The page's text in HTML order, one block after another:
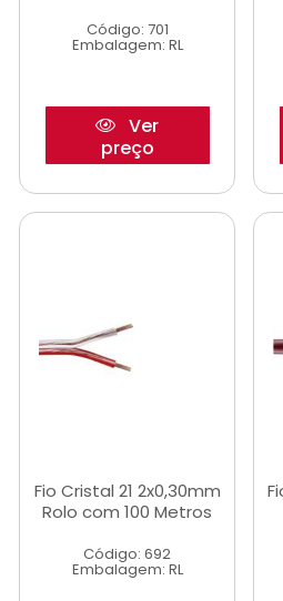
Código: 701
Embalagem: RL
Ver
preço
Fio Cristal 21 2x0,30mm
Rolo com 100 Metros
Código: 692
Embalagem: RL